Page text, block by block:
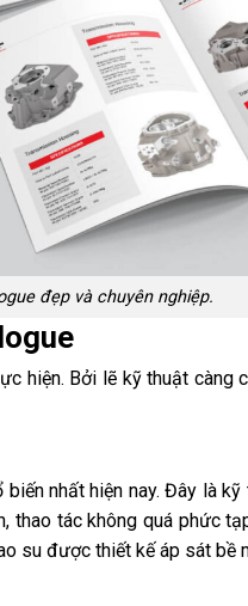
đẹp và chuyên nghiệp.
hiện. Bởi lẽ kỹ thuật
nhất hiện nay. Đây là
tác không quá phức
su được thiết kế áp sát bề